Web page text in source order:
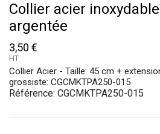
Collier acier
argentée
3,50 €
HT
Collier Acier - Taille: 45 cm +
grossiste: CGCMKTPA250-015
Référence: CGCMKTPA250-015